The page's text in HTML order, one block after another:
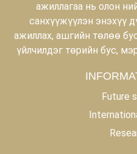
ажиллагаа нь олон
санхүүжүүлэн энэхүү
ажиллах, ашгийн төлөө
үйлчилдэг төрийн бус,
Future